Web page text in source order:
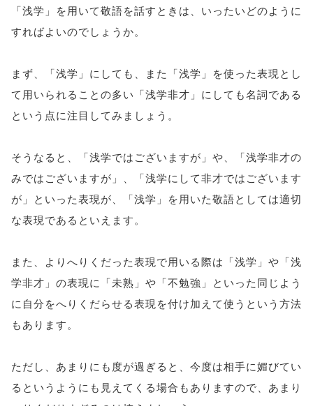
「浅学」を用いて敬語を話すときは、いったいどのように
すればよいのでしょうか。
まず、「浅学」にしても、また「浅学」を使った表現とし
て用いられることの多い「浅学非才」にしても名詞である
という点に注目してみましょう。
そうなると、「浅学ではございますが」や、「浅学非才の
みではございますが」、「浅学にして非才ではございます
が」といった表現が、「浅学」を用いた敬語としては適切
な表現であるといえます。
また、よりへりくだった表現で用いる際は「浅学」や「浅
学非才」の表現に「未熟」や「不勉強」といった同じよう
に自分をへりくだらせる表現を付け加えて使うという方法
もあります。
ただし、あまりにも度が過ぎると、今度は相手に媚びてい
るというようにも見えてくる場合もありますので、あまり